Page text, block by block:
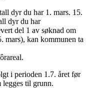
dyr du har 1. mars. 15.
dyr du har
del 1 av søknad om
mars), kan kommunen ta
i perioden 1.7. året før
legges til grunn.